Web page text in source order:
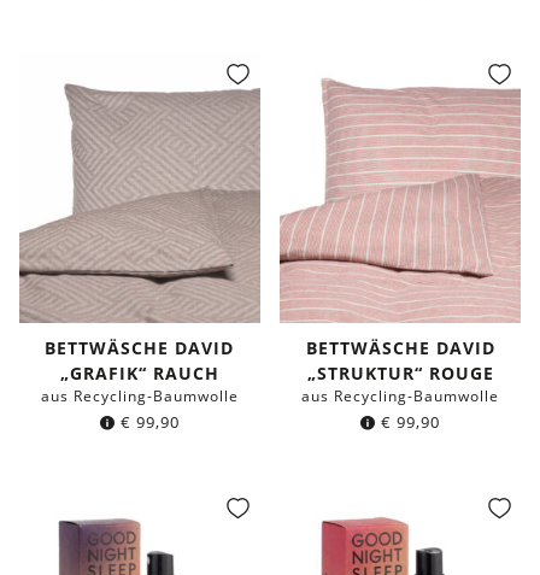
BETTWÄSCHE DAVID
„GRAFIK“ RAUCH
aus Recycling-Baumwolle
€ 99,90
BETTWÄSCHE DAVID
„STRUKTUR“ ROUGE
aus Recycling-Baumwolle
€ 99,90